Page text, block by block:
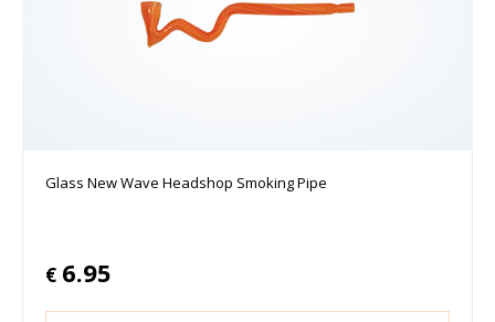
Glass New Wave Headshop Smoking Pipe
€ 6.95